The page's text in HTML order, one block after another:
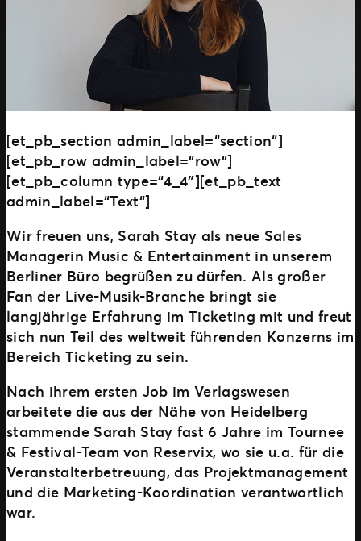
[et_pb_section admin_label=“section“]
[et_pb_row admin_label=“row“]
[et_pb_column type=“4_4″][et_pb_text
admin_label=“Text“]
Wir freuen uns, Sarah Stay als neue Sales
Managerin Music & Entertainment in unserem
Berliner Büro begrüßen zu dürfen. Als großer
Fan der Live-Musik-Branche bringt sie
langjährige Erfahrung im Ticketing mit und freut
sich nun Teil des weltweit führenden Konzerns im
Bereich Ticketing zu sein.
Nach ihrem ersten Job im Verlagswesen
arbeitete die aus der Nähe von Heidelberg
stammende Sarah Stay fast 6 Jahre im Tournee
& Festival-Team von Reservix, wo sie u.a. für die
Veranstalterbetreuung, das Projektmanagement
und die Marketing-Koordination verantwortlich
war.